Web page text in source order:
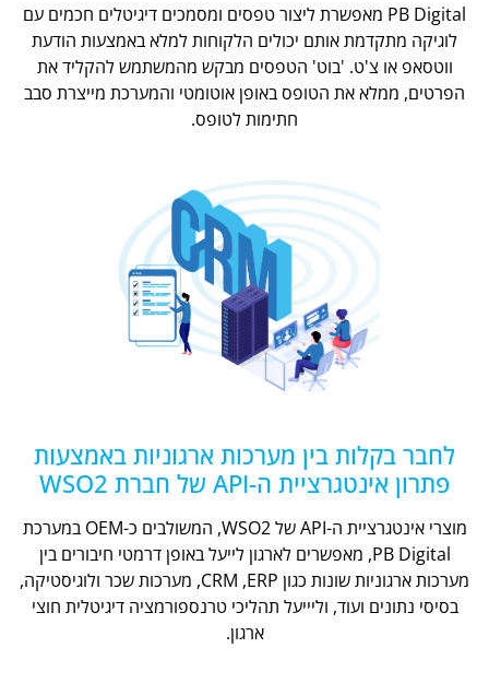
PB Digital מאפשרת ליצור טפסים ומסמכים דיגיטלים חכמים עם
לוגיקה מתקדמת אותם יכולים הלקוחות למלא באמצעות הודעת
ווטסאפ או צ'ט. 'בוט' הטפסים מבקש מהמשתמש להקליד את
הפרטים, ממלא את הטופס באופן אוטומטי והמערכת מייצרת סבב
חתימות לטופס.
לחבר בקלות בין מערכות ארגוניות באמצעות
פתרון אינטגרציית ה-API של חברת WSO2
מוצרי אינטגרציית ה-API של WSO2, המשולבים כ-OEM במערכת
PB Digital, מאפשרים לארגון לייעל באופן דרמטי חיבורים בין
מערכות ארגוניות שונות כגון CRM ,ERP, מערכות שכר ולוגיסטיקה,
בסיסי נתונים ועוד, וליייעל תהליכי טרנספורמציה דיגיטלית חוצי
ארגון.